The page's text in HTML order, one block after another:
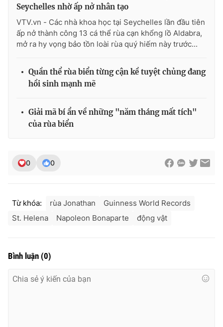
Seychelles nhờ ấp nở nhân tạo
VTV.vn - Các nhà khoa học tại Seychelles lần đầu tiên
ấp nở thành công 13 cá thể rùa cạn khổng lồ Aldabra,
mở ra hy vọng bảo tồn loài rùa quý hiếm này trước...
Quần thể rùa biển từng cận kề tuyệt chủng đang
hồi sinh mạnh mẽ
Giải mã bí ẩn về những "năm tháng mất tích"
của rùa biển
0 0
Từ khóa: rùa Jonathan
Guinness World Records
St. Helena
Napoleon Bonaparte động vật
Bình luận (0)